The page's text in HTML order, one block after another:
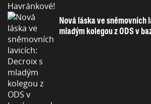
Nová láska ve
mladým kolegou z ODS v